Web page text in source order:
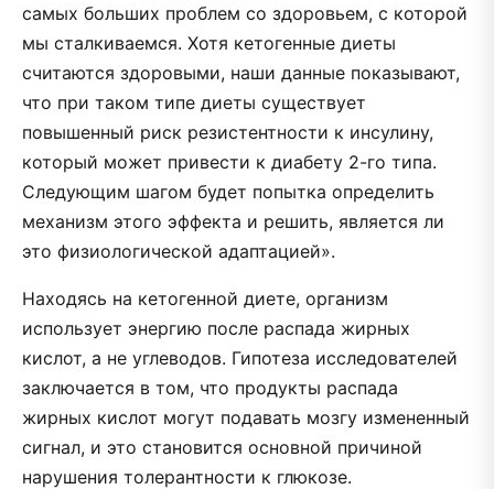
самых больших проблем со здоровьем, с которой
мы сталкиваемся. Хотя кетогенные диеты
считаются здоровыми, наши данные показывают,
что при таком типе диеты существует
повышенный риск резистентности к инсулину,
который может привести к диабету 2-го типа.
Следующим шагом будет попытка определить
механизм этого эффекта и решить, является ли
это физиологической адаптацией».
Находясь на кетогенной диете, организм
использует энергию после распада жирных
кислот, а не углеводов. Гипотеза исследователей
заключается в том, что продукты распада
жирных кислот могут подавать мозгу измененный
сигнал, и это становится основной причиной
нарушения толерантности к глюкозе.